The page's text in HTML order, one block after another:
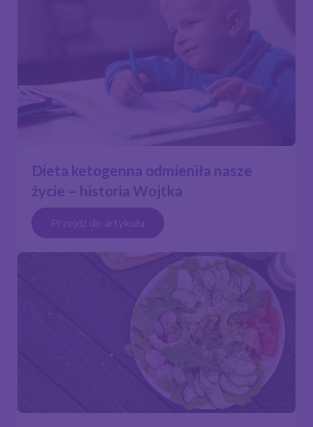
Dieta ketogenna odmieniła nasze
życie – historia Wojtka
Przejdź do artykułu